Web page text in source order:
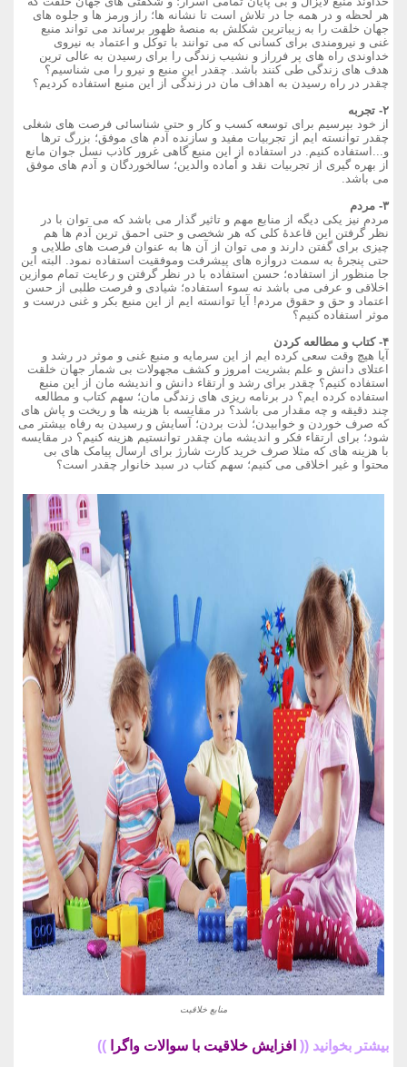
هر لحظه و در همه جا در تلاش است تا نشانه ها؛ راز ورمز ها و جلوه های
جهان خلقت را به زیباترین شکلش به منصۀ ظهور برساند می تواند منبع
غنی و نیرومندی برای کسانی که می توانند با توکل و اعتماد به نیروی
خداوندی راه های پر فرراز و نشیب زندگی را برای رسیدن به عالی ترین
هدف های زندگی طی کنند باشد. چقدر این منبع و نیرو را می شناسیم؟
چقدر در راه رسیدن به اهداف مان در زندگی از این منبع استفاده کردیم؟
۲- تجربه
از خود بپرسیم برای توسعه کسب و کار و حتی شناسائی فرصت های شغلی
چقدر توانسته ایم از تجربیات مفید و سازنده آدم های موفق؛ بزرگ ترها
و...استفاده کنیم. در استفاده از این منبع گاهی غرور کاذب نسل جوان مانع
از بهره گیری از تجربیات نقد و آماده والدین؛ سالخوردگان و آدم های موفق
می باشد.
۳- مردم
مردم نیز یکی دیگه از منابع مهم و تاثیر گذار می باشد که می توان با در
نظر گرفتن این قاعدۀ کلی که هر شخصی و حتی احمق ترین آدم ها هم
چیزی برای گفتن دارند و می توان از آن ها به عنوان فرصت های طلایی و
حتی پنجرۀ به سمت دروازه های پیشرفت وموفقیت استفاده نمود. البته این
جا منظور از استفاده؛ حسن استفاده با در نظر گرفتن و رعایت تمام موازین
اخلاقی و عرفی می باشد نه سوء استفاده؛ شیادی و فرصت طلبی از حسن
اعتماد و حق و حقوق مردم! آیا توانسته ایم از این منبع بکر و غنی درست و
موثر استفاده کنیم؟
۴- کتاب و مطالعه کردن
آیا هیچ وقت سعی کرده ایم از این سرمایه و منبع غنی و موثر در رشد و
اعتلای دانش و علم بشریت امروز و کشف مجهولات بی شمار جهان خلقت
استفاده کنیم؟ چقدر برای رشد و ارتقاء دانش و اندیشه مان از این منبع
استفاده کرده ایم؟ در برنامه ریزی های زندگی مان؛ سهم کتاب و مطالعه
چند دقیقه و چه مقدار می باشد؟ در مقایسه با هزینه ها و ریخت و پاش های
که صرف خوردن و خوابیدن؛ لذت بردن؛ آسایش و رسیدن به رفاه بیشتر می
شود؛ برای ارتقاء فکر و اندیشه مان چقدر توانستیم هزینه کنیم؟ در مقایسه
با هزینه های که مثلا صرف خرید کارت شارژ برای ارسال پیامک های بی
محتوا و غیر اخلاقی می کنیم؛ سهم کتاب در سبد خانوار چقدر است؟
منابع خلاقیت
بیشتر بخوانید (( افزایش خلاقیت با سوالات واگرا ))